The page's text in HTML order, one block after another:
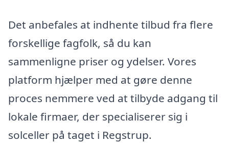
Det anbefales at indhente tilbud fra flere
forskellige fagfolk, så du kan
sammenligne priser og ydelser. Vores
platform hjælper med at gøre denne
proces nemmere ved at tilbyde adgang til
lokale firmaer, der specialiserer sig i
solceller på taget i Regstrup.